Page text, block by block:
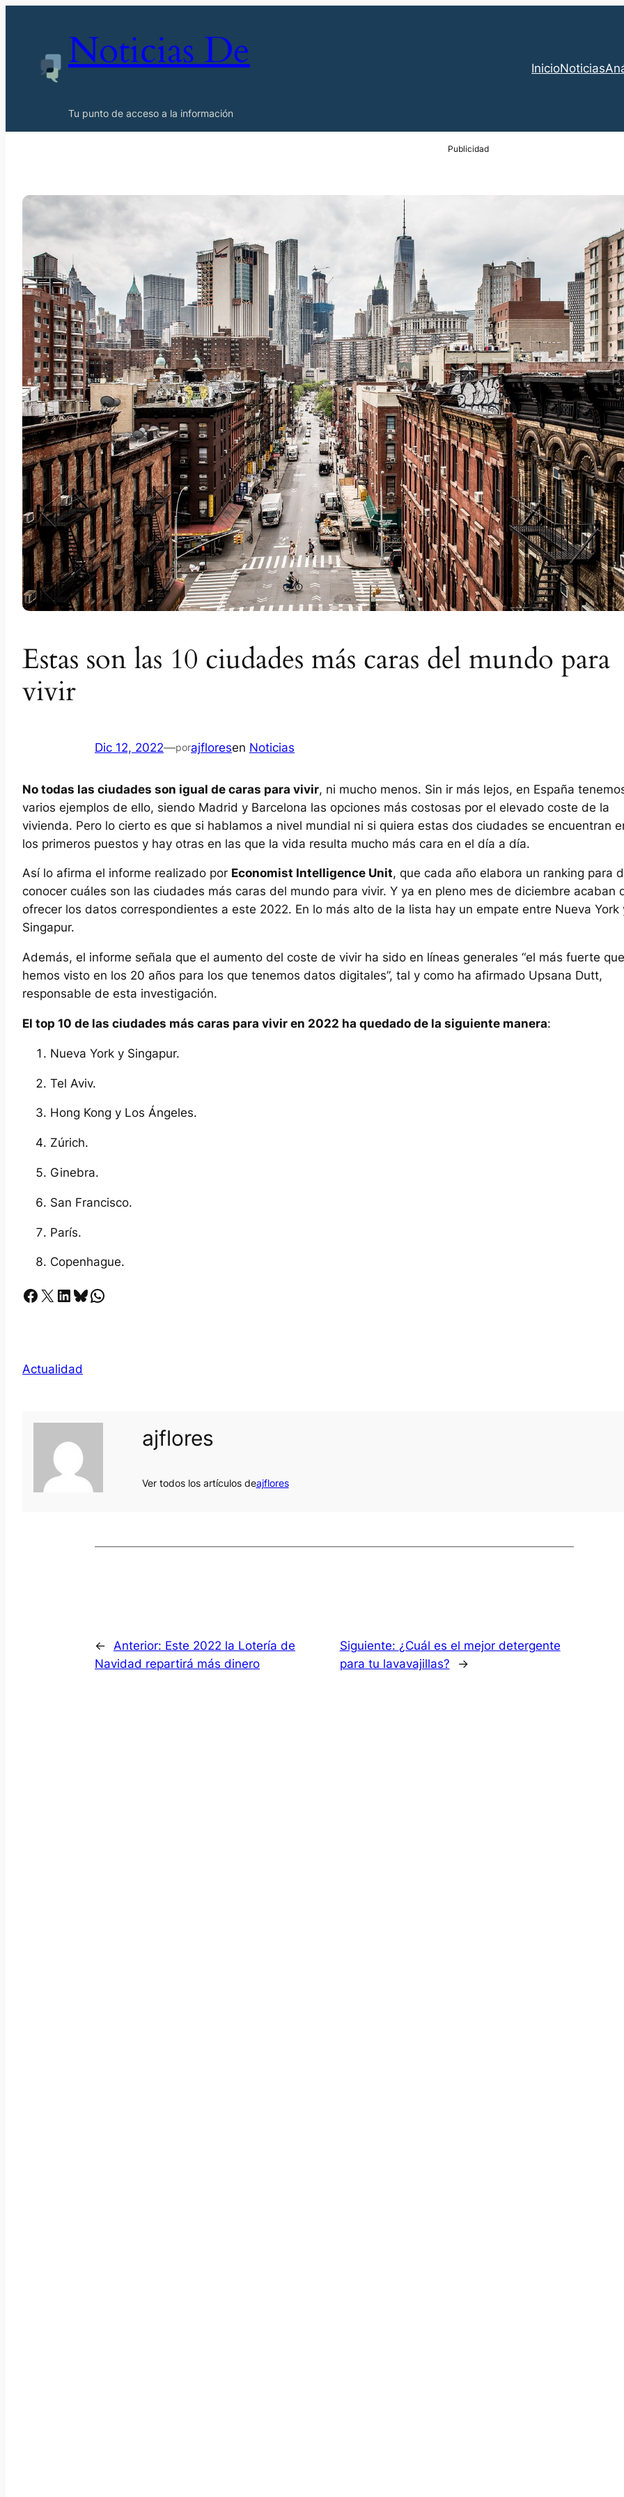
Noticias De
Tu punto de acceso a la información
InicioNoticias
Estas son las 10 ciudades más caras del mundo para
vivir
Dic 12, 2022—porajfloresen Noticias
No todas las ciudades son igual de caras para vivir, ni mucho menos. Sin ir más lejos, en España
varios ejemplos de ello, siendo Madrid y Barcelona las opciones más costosas por el elevado coste de la
vivienda. Pero lo cierto es que si hablamos a nivel mundial ni si quiera estas dos ciudades se encuentran
los primeros puestos y hay otras en las que la vida resulta mucho más cara en el día a día.
Así lo afirma el informe realizado por Economist Intelligence Unit, que cada año elabora un ranking para
conocer cuáles son las ciudades más caras del mundo para vivir. Y ya en pleno mes de diciembre acaban
ofrecer los datos correspondientes a este 2022. En lo más alto de la lista hay un empate entre Nueva York
Singapur.
Además, el informe señala que el aumento del coste de vivir ha sido en líneas generales “el más fuerte que
hemos visto en los 20 años para los que tenemos datos digitales”, tal y como ha afirmado Upsana Dutt,
responsable de esta investigación.
El top 10 de las ciudades más caras para vivir en 2022 ha quedado de la siguiente manera:
Nueva York y Singapur.
Tel Aviv.
Hong Kong y Los Ángeles.
Zúrich.
Ginebra.
San Francisco.
París.
Copenhague.
Facebook X LinkedIn Bluesky Whatsapp
Actualidad
ajflores
Ver todos los artículos deajflores
← Anterior: Este 2022 la Lotería de
Navidad repartirá más dinero
Siguiente: ¿Cuál es el mejor detergente
para tu lavavajillas?
→